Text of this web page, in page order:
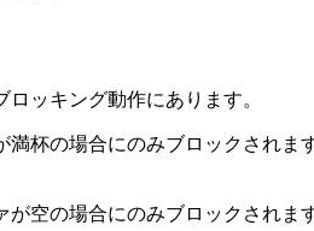
ッキング動作にあります。
満杯の場合にのみブロックされ
が空の場合にのみブロックされ